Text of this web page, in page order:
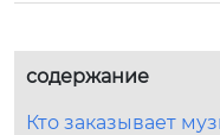
содержание
Кто заказывает